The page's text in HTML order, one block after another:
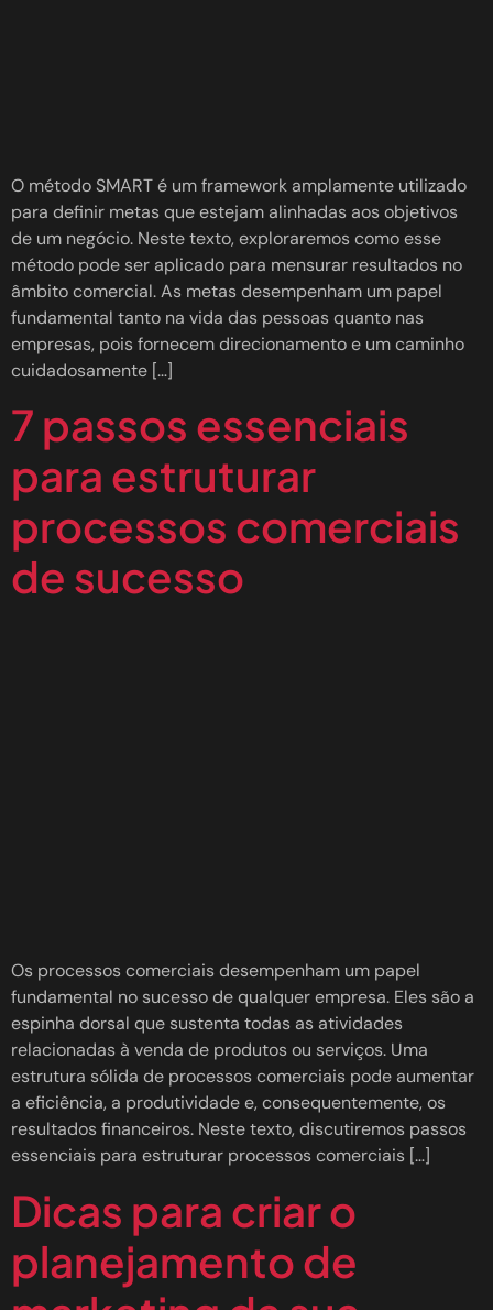
O método SMART é um framework amplamente utilizado
para definir metas que estejam alinhadas aos objetivos
de um negócio. Neste texto, exploraremos como esse
método pode ser aplicado para mensurar resultados no
âmbito comercial. As metas desempenham um papel
fundamental tanto na vida das pessoas quanto nas
empresas, pois fornecem direcionamento e um caminho
cuidadosamente […]
7 passos essenciais
para estruturar
processos comerciais
de sucesso
Os processos comerciais desempenham um papel
fundamental no sucesso de qualquer empresa. Eles são a
espinha dorsal que sustenta todas as atividades
relacionadas à venda de produtos ou serviços. Uma
estrutura sólida de processos comerciais pode aumentar
a eficiência, a produtividade e, consequentemente, os
resultados financeiros. Neste texto, discutiremos passos
essenciais para estruturar processos comerciais […]
Dicas para criar o
planejamento de